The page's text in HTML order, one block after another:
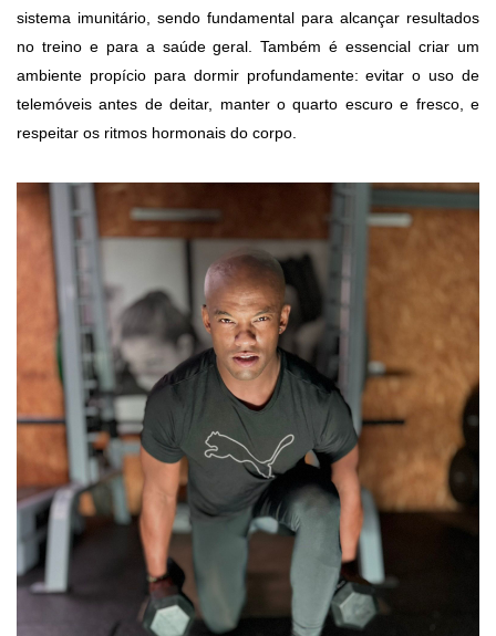
sistema imunitário, sendo fundamental para alcançar resultados
no treino e para a saúde geral. Também é essencial criar um
ambiente propício para dormir profundamente: evitar o uso de
telemóveis antes de deitar, manter o quarto escuro e fresco, e
respeitar os ritmos hormonais do corpo.